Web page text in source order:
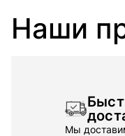
Наши
Мы